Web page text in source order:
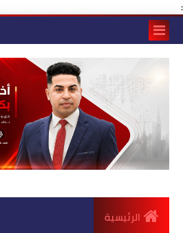
:
الرئيسية